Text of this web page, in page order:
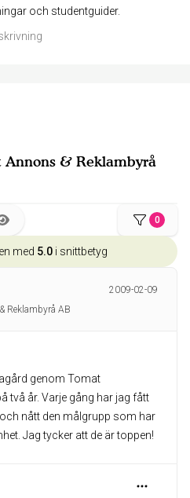
och studentguider.
Annons & Reklambyrå
0
med 5.0 i snittbetyg
2009-02-09
Reklambyrå AB
genom Tomat
två år. Varje gång har jag fått
nått den målgrupp som har
Jag tycker att de är toppen!